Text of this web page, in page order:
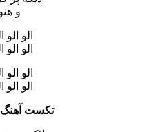
و
الو
الو
الو
الو
تکست آهنگ